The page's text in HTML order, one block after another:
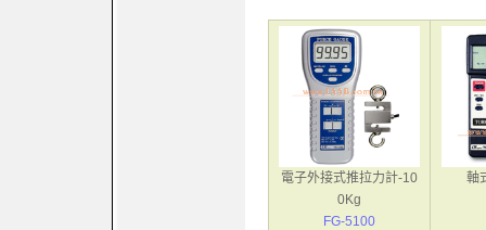
電子外接式推拉力計-10
0Kg
FG-5100
軸